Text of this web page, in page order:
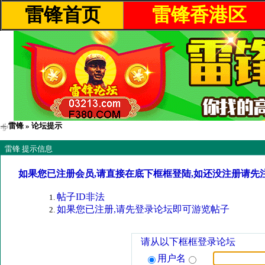
雷锋首页 雷锋香港区
雷锋 » 论坛提示
雷锋 提示信息
如果您已注册会员,请直接在底下框框登陆,如还没注册请先
帖子ID非法
如果您已注册,请先登录论坛即可游览帖子
请从以下框框登录论坛
用户名